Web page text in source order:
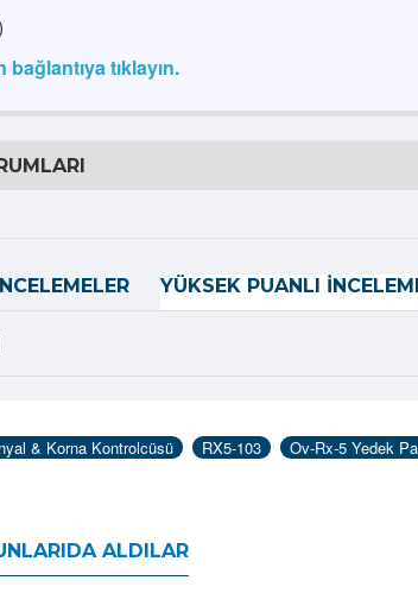
tıklayın.
YÜKSEK PUANLI
& Korna Kontrolcüsü RX5-103 Ov-Rx-5 Yedek
ALDILAR